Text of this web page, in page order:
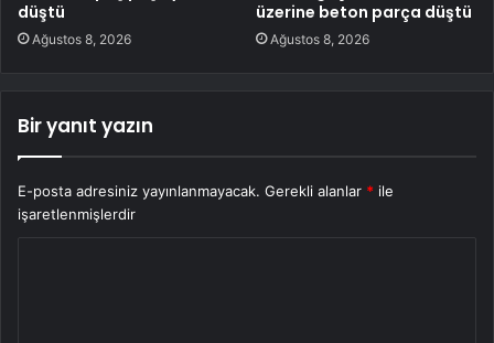
düştü
Ağustos 8, 2026
üzerine beton parça düştü
Ağustos 8, 2026
Bir yanıt yazın
E-posta adresiniz yayınlanmayacak. Gerekli alanlar * ile
işaretlenmişlerdir